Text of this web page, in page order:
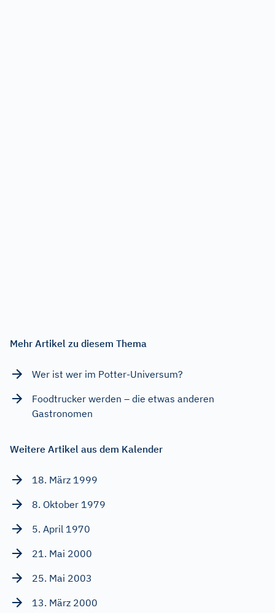
Mehr Artikel zu diesem Thema
Wer ist wer im Potter-Universum?
Foodtrucker werden – die etwas anderen
Gastronomen
Weitere Artikel aus dem Kalender
18. März 1999
8. Oktober 1979
5. April 1970
21. Mai 2000
25. Mai 2003
13. März 2000